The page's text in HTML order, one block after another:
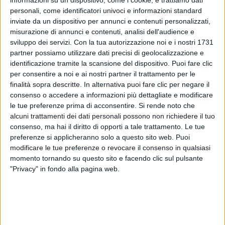
personali, come identificatori univoci e informazioni standard
inviate da un dispositivo per annunci e contenuti personalizzati,
misurazione di annunci e contenuti, analisi dell'audience e
sviluppo dei servizi. Con la tua autorizzazione noi e i nostri 1731
partner possiamo utilizzare dati precisi di geolocalizzazione e
identificazione tramite la scansione del dispositivo. Puoi fare clic
per consentire a noi e ai nostri partner il trattamento per le
finalità sopra descritte. In alternativa puoi fare clic per negare il
consenso o accedere a informazioni più dettagliate e modificare
le tue preferenze prima di acconsentire. Si rende noto che
alcuni trattamenti dei dati personali possono non richiedere il tuo
consenso, ma hai il diritto di opporti a tale trattamento. Le tue
preferenze si applicheranno solo a questo sito web. Puoi
modificare le tue preferenze o revocare il consenso in qualsiasi
momento tornando su questo sito e facendo clic sul pulsante
"Privacy" in fondo alla pagina web.
Roma.
Questi concerti saranno il racconto della nostra
storia, dal primo 'Inverno Ticinese' al prossimo, con
un sacco di nuove canzoni ", hanno spiegato,
cogliendo così l'occasione per rivelare l'uscita di un
nuovo disco.
Nell'annuncio,CaliforniaeFausto Lamahanno
ricordato i primi momenti della loro carriera, quando
si potevano dedicare alla musica solo nel
dopolavoro, per poi arrivare a macinare chilometri
per esibirsi di fronte a migliaia di fan.